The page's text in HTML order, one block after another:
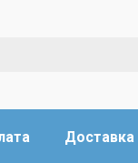
Доставка